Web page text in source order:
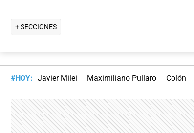
+ SECCIONES
#HOY: Javier Milei Maximiliano Pullaro Colón